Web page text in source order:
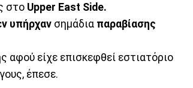
στο Upper East Side.
υπήρχαν σημάδια παραβίασης
αφού είχε επισκεφθεί εστιατόριο
έπεσε.